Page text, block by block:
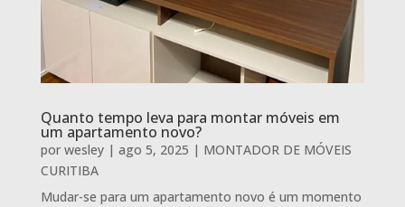
Quanto tempo leva para montar móveis em
um apartamento novo?
por wesley| ago 5, 2025 | MONTADOR DE MÓVEIS
CURITIBA
Mudar-se para um apartamento novo é um momento